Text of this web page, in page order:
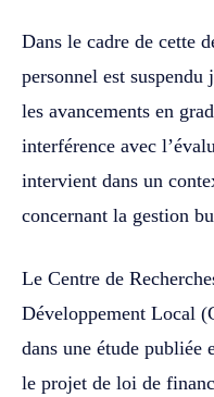
Dans le cadre de cette
personnel est
les avancements en
interférence avec
intervient dans un
concernant la gestion
Le Centre de
Développement Local
dans une étude publiée
le projet de loi de